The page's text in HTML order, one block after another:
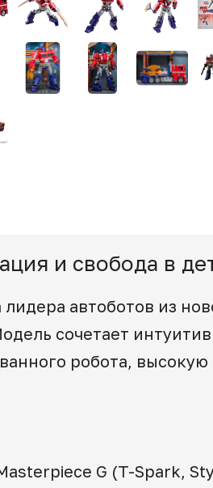
и свобода в
автоботов из
сочетает
робота,
G (T-Spark,